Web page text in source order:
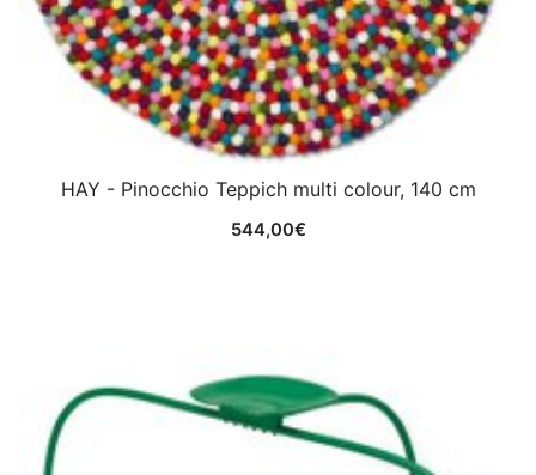
HAY - Pinocchio Teppich multi colour, 140 cm
544,00€